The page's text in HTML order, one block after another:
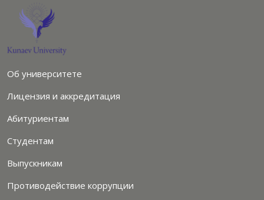
Об университете
Лицензия и аккредитация
Абитуриентам
Студентам
Выпускникам
Противодействие коррупции